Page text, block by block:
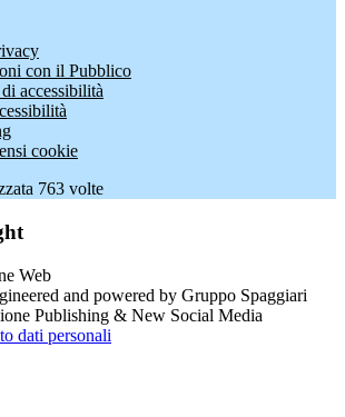
con il Pubblico
accessibilità
cookie
763 volte
and powered by Gruppo Spaggiari
Publishing & New Social Media
dati personali